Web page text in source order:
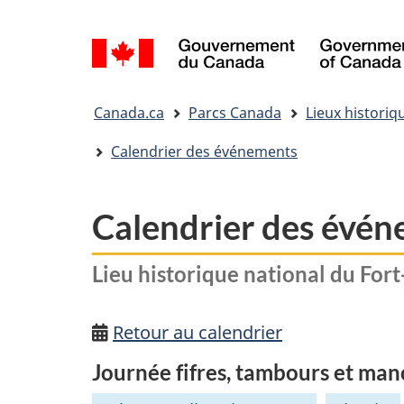
de
la
langue
ici&nbsp;:
Canada.ca Parcs Canada Lieux
Calendrier des événements
Calendrier des
Lieu historique national du
Retour au calendrier
Journée fifres, tambours et